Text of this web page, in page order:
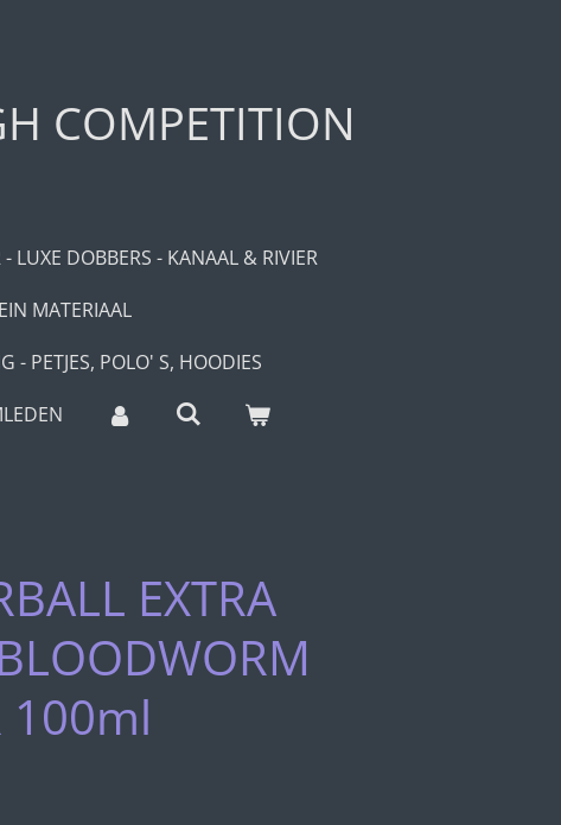
COMPETITION
LUXE DOBBERS - KANAAL & RIVIER
MATERIAAL
- PETJES, POLO' S, HOODIES
EXTRA
100ml